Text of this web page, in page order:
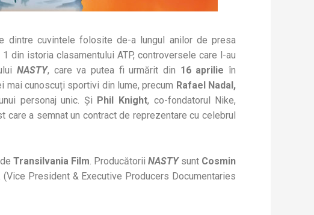
dintre cuvintele folosite de-a lungul anilor de presa
din istoria clasamentului ATP, controversele care l-au
NASTY, care va putea fi urmărit din 16 aprilie în
mai cunoscuți sportivi din lume, precum Rafael Nadal,
personaj unic. Și Phil Knight, co-fondatorul Nike,
a semnat un contract de reprezentare cu celebrul
Transilvania Film . Producătorii NASTY sunt Cosmin
(Vice President & Executive Producers Documentaries